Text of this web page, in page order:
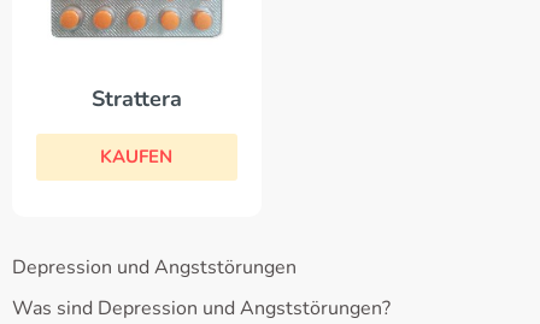
Strattera
KAUFEN
Depression und Angststörungen
Was sind Depression und Angststörungen?